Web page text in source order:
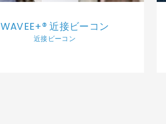
WAVEE+® 近接ビーコン
近接ビーコン